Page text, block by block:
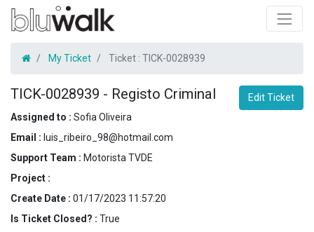
My Ticket Ticket : TICK-0028939
TICK-0028939 - Registo Criminal
Edit Ticket
Assigned to : Sofia Oliveira
Email : luis_ribeiro_98@hotmail.com
Support Team : Motorista TVDE
Project :
Create Date : 01/17/2023 11:57:20
Is Ticket Closed? : True